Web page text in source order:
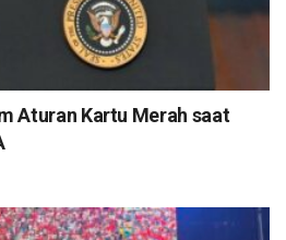
Aturan Kartu Merah saat